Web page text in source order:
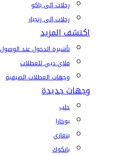
رحلات إلى باكو
رحلات إلى زنجبار
اكتشف المزيد
تأشيرة الدخول عند الوصول
فلاي دبي للعطلات
وجهات العطلات الصيفية
وجهات جديدة
حلب
بوخارا
بنغازي
بانكوك